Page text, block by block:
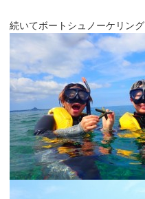
続いてボートシュノーケリング